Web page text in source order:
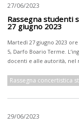
27/06/2023
Rassegna studenti
27 giugno 2023
Martedì 27 giugno 2023
5, Darfo Boario Terme.
docenti e alle autorità, nel
Rassegna concertistica
29/06/2023